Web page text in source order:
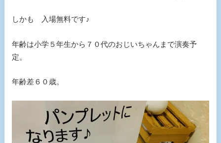
しかも 入場無料です♪
年齢は小学５年生から７０代のおじいちゃんまで演奏予
定。
年齢差６０歳。